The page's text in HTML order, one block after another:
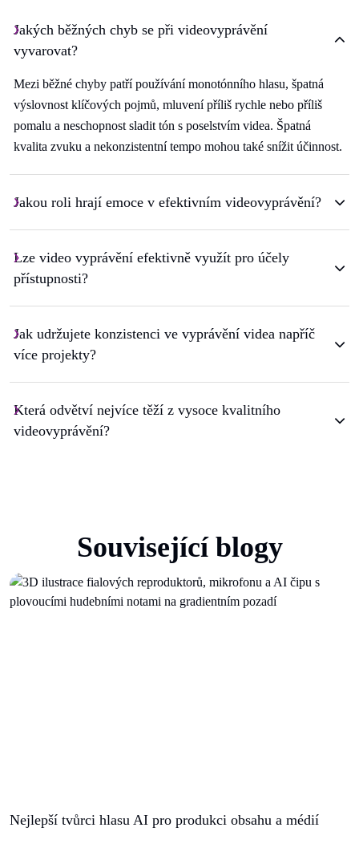
Jakých běžných chyb se při videovyprávění
vyvarovat?
Mezi běžné chyby patří používání monotónního hlasu, špatná
výslovnost klíčových pojmů, mluvení příliš rychle nebo příliš
pomalu a neschopnost sladit tón s poselstvím videa. Špatná
kvalita zvuku a nekonzistentní tempo mohou také snížit účinnost.
Jakou roli hrají emoce v efektivním videovyprávění?
Lze video vyprávění efektivně využít pro účely
přístupnosti?
Jak udržujete konzistenci ve vyprávění videa napříč
více projekty?
Která odvětví nejvíce těží z vysoce kvalitního
videovyprávění?
Související blogy
Nejlepší tvůrci hlasu AI pro produkci obsahu a médií